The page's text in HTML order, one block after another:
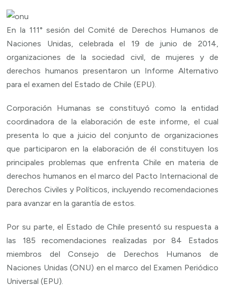
En la 111° sesión del Comité de Derechos Humanos de
Naciones Unidas, celebrada el 19 de junio de 2014,
organizaciones de la sociedad civil, de mujeres y de
derechos humanos presentaron un Informe Alternativo
para el examen del Estado de Chile (EPU).
Corporación Humanas se constituyó como la entidad
coordinadora de la elaboración de este informe, el cual
presenta lo que a juicio del conjunto de organizaciones
que participaron en la elaboración de él constituyen los
principales problemas que enfrenta Chile en materia de
derechos humanos en el marco del Pacto Internacional de
Derechos Civiles y Políticos, incluyendo recomendaciones
para avanzar en la garantía de estos.
Por su parte, el Estado de Chile presentó su respuesta a
las 185 recomendaciones realizadas por 84 Estados
miembros del Consejo de Derechos Humanos de
Naciones Unidas (ONU) en el marco del Examen Periódico
Universal (EPU).